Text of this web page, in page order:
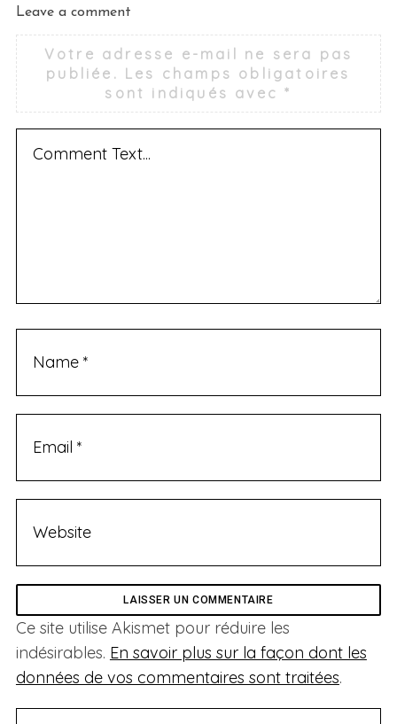
Leave a comment
Votre adresse e-mail ne sera pas
publiée. Les champs obligatoires
sont indiqués avec*
Ce site utilise Akismet pour réduire les
indésirables. En savoir plus sur la façon dont les
données de vos commentaires sont traitées.